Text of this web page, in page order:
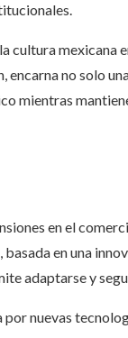
cultura mexicana
encarna no solo
mientras
en el
en una
adaptarse y
nuevas